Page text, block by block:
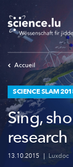
to
main
content
Accueil
SCIENCE SLAM
Sing,
research
13.10.2015 | Luxdoc